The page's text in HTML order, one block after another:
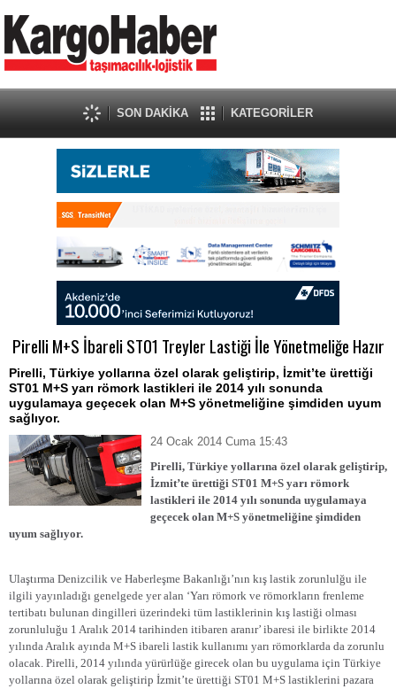
SON DAKİKA KATEGORİLER
Pirelli M+S İbareli ST01 Treyler Lastiği İle Yönetmeliğe Hazır
Pirelli, Türkiye yollarına özel olarak geliştirip, İzmit’te ürettiği
ST01 M+S yarı römork lastikleri ile 2014 yılı sonunda
uygulamaya geçecek olan M+S yönetmeliğine şimdiden uyum
sağlıyor.
24 Ocak 2014 Cuma 15:43
Pirelli, Türkiye yollarına özel olarak geliştirip,
İzmit’te ürettiği ST01 M+S yarı römork
lastikleri ile 2014 yılı sonunda uygulamaya
geçecek olan M+S yönetmeliğine şimdiden
uyum sağlıyor.
Ulaştırma Denizcilik ve Haberleşme Bakanlığı’nın kış lastik zorunlulğu ile
ilgili yayınladığı genelgede yer alan ‘Yarı römork ve römorkların frenleme
tertibatı bulunan dingilleri üzerindeki tüm lastiklerinin kış lastiği olması
zorunluluğu 1 Aralık 2014 tarihinden itibaren aranır’ ibaresi ile birlikte 2014
yılında Aralık ayında M+S ibareli lastik kullanımı yarı römorklarda da zorunlu
olacak. Pirelli, 2014 yılında yürürlüğe girecek olan bu uygulama için Türkiye
yollarına özel olarak geliştirip İzmit’te ürettiği ST01 M+S lastiklerini pazara